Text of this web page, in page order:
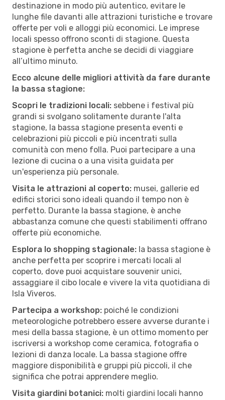
destinazione in modo più autentico, evitare le
lunghe file davanti alle attrazioni turistiche e trovare
offerte per voli e alloggi più economici. Le imprese
locali spesso offrono sconti di stagione. Questa
stagione è perfetta anche se decidi di viaggiare
all’ultimo minuto.
Ecco alcune delle migliori attività da fare durante
la bassa stagione:
Scopri le tradizioni locali: sebbene i festival più
grandi si svolgano solitamente durante l'alta
stagione, la bassa stagione presenta eventi e
celebrazioni più piccoli e più incentrati sulla
comunità con meno folla. Puoi partecipare a una
lezione di cucina o a una visita guidata per
un'esperienza più personale.
Visita le attrazioni al coperto: musei, gallerie ed
edifici storici sono ideali quando il tempo non è
perfetto. Durante la bassa stagione, è anche
abbastanza comune che questi stabilimenti offrano
offerte più economiche.
Esplora lo shopping stagionale: la bassa stagione è
anche perfetta per scoprire i mercati locali al
coperto, dove puoi acquistare souvenir unici,
assaggiare il cibo locale e vivere la vita quotidiana di
Isla Viveros.
Partecipa a workshop: poiché le condizioni
meteorologiche potrebbero essere avverse durante i
mesi della bassa stagione, è un ottimo momento per
iscriversi a workshop come ceramica, fotografia o
lezioni di danza locale. La bassa stagione offre
maggiore disponibilità e gruppi più piccoli, il che
significa che potrai apprendere meglio.
Visita giardini botanici: molti giardini locali hanno